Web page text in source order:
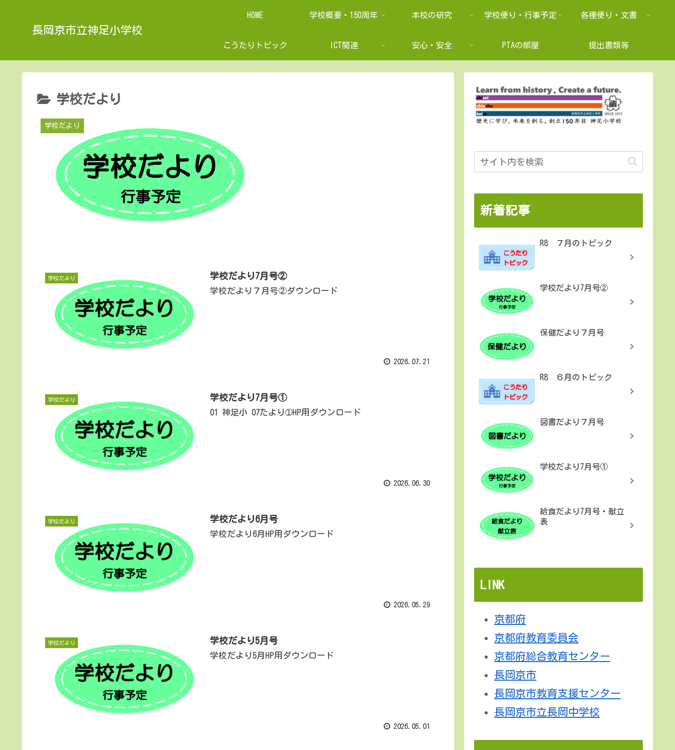
長岡京市立神足小学校
HOME 学校概要・150周年 本校の研究 学校便り・行事予定 各種便り・文書
こうたりトピック ICT関連 安心・安全 PTAの部屋 提出書類等
学校だより
学校だより
学校だより 学校だより7月号②
学校だより７月号②ダウンロード
2026.07.21
学校だより 学校だより7月号①
01 神足小 07たより➀HP用ダウンロード
2026.06.30
学校だより 学校だより6月号
学校だより6月HP用ダウンロード
2026.05.29
学校だより 学校だより5月号
学校だより5月HP用ダウンロード
2026.05.01
新着記事
R8 ７月のトピック
学校だより7月号②
保健だより７月号
R8 ６月のトピック
図書だより７月号
学校だより7月号①
給食だより7月号・献立
表
LINK
京都府
京都府教育委員会
京都府総合教育センター
長岡京市
長岡京市教育支援センター
長岡京市立長岡中学校